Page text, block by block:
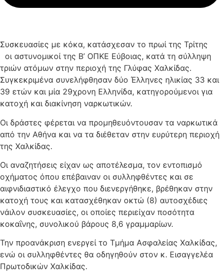
Συσκευασίες με κόκα, κατάσχεσαν το πρωί της Τρίτης
οι αστυνομικοί της Β’ ΟΠΚΕ Εύβοιας, κατά τη σύλληψη
τριών ατόμων στην περιοχή της Γλύφας Χαλκίδας.
Συγκεκριμένα συνελήφθησαν δύο Έλληνες ηλικίας 33 και
39 ετών και μία 29χρονη Ελληνίδα, κατηγορούμενοι για
κατοχή και διακίνηση ναρκωτικών.
Οι δράστες φέρεται να προμηθευόντουσαν τα ναρκωτικά
από την Αθήνα και να τα διέθεταν στην ευρύτερη περιοχή
της Χαλκίδας.
Οι αναζητήσεις είχαν ως αποτέλεσμα, τον εντοπισμό
οχήματος όπου επέβαιναν οι συλληφθέντες και σε
αιφνιδιαστικό έλεγχο που διενεργήθηκε, βρέθηκαν στην
κατοχή τους και κατασχέθηκαν οκτώ (8) αυτοσχέδιες
νάιλον συσκευασίες, οι οποίες περιείχαν ποσότητα
κοκαΐνης, συνολικού βάρους 8,6 γραμμαρίων.
Την προανάκριση ενεργεί το Τμήμα Ασφαλείας Χαλκίδας,
ενώ οι συλληφθέντες θα οδηγηθούν στον κ. Εισαγγελέα
Πρωτοδικών Χαλκίδας.